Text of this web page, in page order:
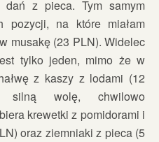
z pieca. Tym samym
pozycji, na które miałam
musakę (23 PLN). Widelec
tylko jeden, mimo że w
z kaszy z lodami (12
silną wolę, chwilowo
krewetki z pomidorami i
oraz ziemniaki z pieca (5